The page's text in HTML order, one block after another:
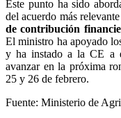
Este punto ha sido
del acuerdo más relevante
de contribución
El ministro ha apoyado
y ha instado a la CE a
avanzar en la próxima
25 y 26 de febrero.
Fuente: Ministerio de